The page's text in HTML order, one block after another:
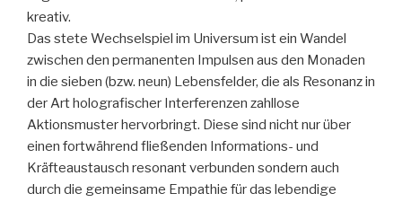
kreativ.
Das stete Wechselspiel im Universum ist ein Wandel
zwischen den permanenten Impulsen aus den Monaden
in die sieben (bzw. neun) Lebensfelder, die als Resonanz in
der Art holografischer Interferenzen zahllose
Aktionsmuster hervorbringt. Diese sind nicht nur über
einen fortwährend fließenden Informations- und
Kräfteaustausch resonant verbunden sondern auch
durch die gemeinsame Empathie für das lebendige